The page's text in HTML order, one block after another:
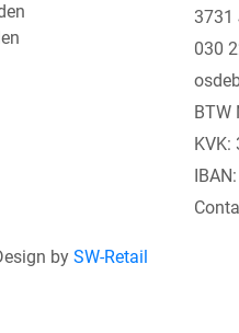
3731
030
BTW
KVK:
by SW-Retail